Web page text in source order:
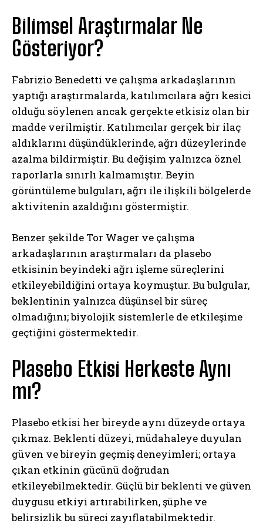
Bilimsel Araştırmalar Ne
Gösteriyor?
Fabrizio Benedetti ve çalışma arkadaşlarının
yaptığı araştırmalarda, katılımcılara ağrı kesici
olduğu söylenen ancak gerçekte etkisiz olan bir
madde verilmiştir. Katılımcılar gerçek bir ilaç
aldıklarını düşündüklerinde, ağrı düzeylerinde
azalma bildirmiştir. Bu değişim yalnızca öznel
raporlarla sınırlı kalmamıştır. Beyin
görüntüleme bulguları, ağrı ile ilişkili bölgelerde
aktivitenin azaldığını göstermiştir.
Benzer şekilde Tor Wager ve çalışma
arkadaşlarının araştırmaları da plasebo
etkisinin beyindeki ağrı işleme süreçlerini
etkileyebildiğini ortaya koymuştur. Bu bulgular,
beklentinin yalnızca düşünsel bir süreç
olmadığını; biyolojik sistemlerle de etkileşime
geçtiğini göstermektedir.
Plasebo Etkisi Herkeste Aynı
mı?
Plasebo etkisi her bireyde aynı düzeyde ortaya
çıkmaz. Beklenti düzeyi, müdahaleye duyulan
güven ve bireyin geçmiş deneyimleri; ortaya
çıkan etkinin gücünü doğrudan
etkileyebilmektedir. Güçlü bir beklenti ve güven
duygusu etkiyi artırabilirken, şüphe ve
belirsizlik bu süreci zayıflatabilmektedir.